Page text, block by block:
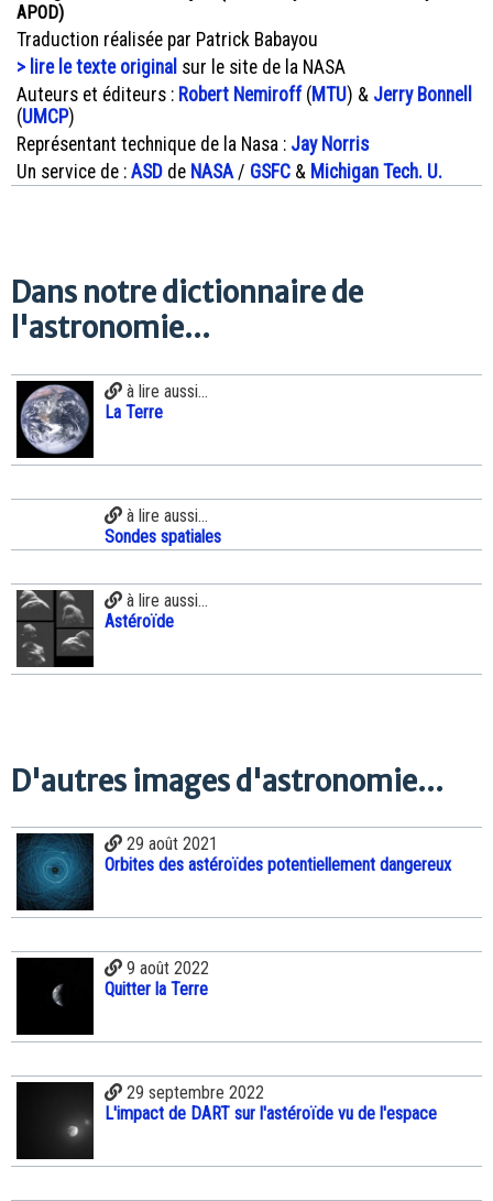
APOD)
Traduction réalisée par Patrick Babayou
> lire le texte original sur le site de la NASA
Auteurs et éditeurs : Robert Nemiroff(MTU) & Jerry Bonnell
(UMCP)
Représentant technique de la Nasa : Jay Norris
Un service de : ASD de NASA / GSFC & Michigan Tech. U.
Dans notre dictionnaire de
l'astronomie...
à lire aussi...
La Terre
à lire aussi...
Sondes spatiales
à lire aussi...
Astéroïde
D'autres images d'astronomie...
29 août 2021
Orbites des astéroïdes potentiellement dangereux
9 août 2022
Quitter la Terre
29 septembre 2022
L'impact de DART sur l'astéroïde vu de l'espace